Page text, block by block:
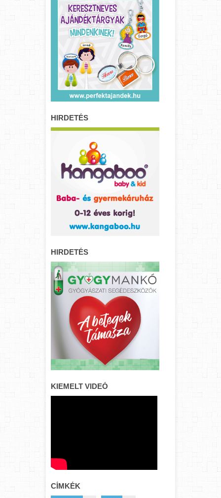
HIRDETÉS
HIRDETÉS
KIEMELT VIDEÓ
CÍMKÉK